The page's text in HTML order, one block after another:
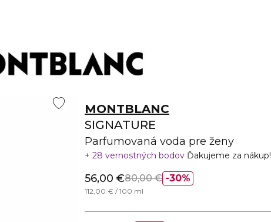
MONTBLANC
SIGNATURE
Parfumovaná voda pre ženy
28 vernostných bodov Ďakujeme za nákup!
30%
56,00 €80,00 €
112,00 € / 100 ml